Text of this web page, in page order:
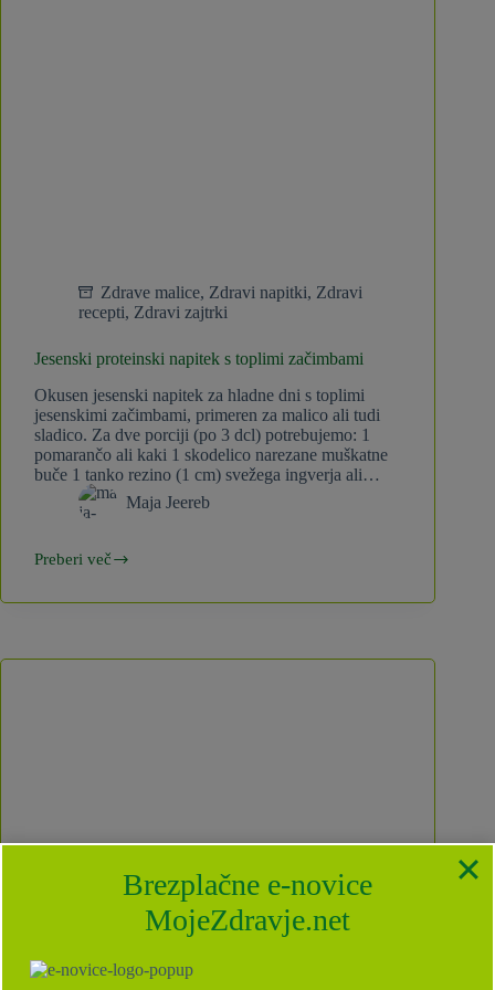
Zdrave malice, Zdravi napitki, Zdravi
recepti, Zdravi zajtrki
Jesenski proteinski napitek s toplimi začimbami
Okusen jesenski napitek za hladne dni s toplimi
jesenskimi začimbami, primeren za malico ali tudi
sladico. Za dve porciji (po 3 dcl) potrebujemo: 1
pomarančo ali kaki 1 skodelico narezane muškatne
buče 1 tanko rezino (1 cm) svežega ingverja ali…
Maja Jeereb
Preberi več
Jesenski
napitek
začimbami
Brezplačne e-novice
MojeZdravje.net